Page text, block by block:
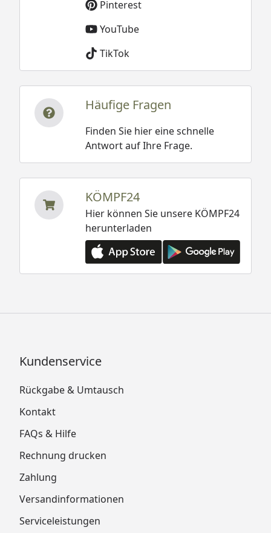
Pinterest
YouTube
TikTok
Häufige Fragen
Finden Sie hier eine schnelle
Antwort auf Ihre Frage.
KÖMPF24
Hier können Sie unsere KÖMPF24
herunterladen
Kundenservice
Rückgabe & Umtausch
Kontakt
FAQs & Hilfe
Rechnung drucken
Zahlung
Versandinformationen
Serviceleistungen